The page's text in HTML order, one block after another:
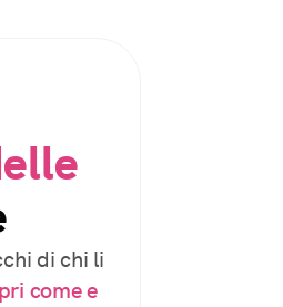
di chi li
come e